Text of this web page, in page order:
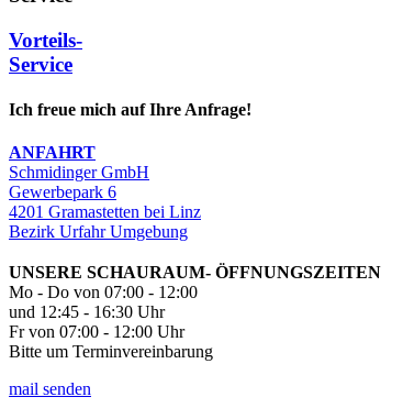
Vorteils-
Service
Ich freue mich auf Ihre Anfrage!
ANFAHRT
Schmidinger GmbH
Gewerbepark 6
4201 Gramastetten bei Linz
Bezirk Urfahr Umgebung
UNSERE SCHAURAUM- ÖFFNUNGSZEITEN
Mo - Do von 07:00 - 12:00
und 12:45 - 16:30 Uhr
Fr von 07:00 - 12:00 Uhr
Bitte um Terminvereinbarung
mail senden